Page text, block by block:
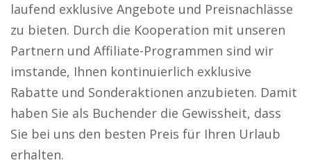
laufend exklusive Angebote und Preisnachlässe
zu bieten. Durch die Kooperation mit unseren
Partnern und Affiliate-Programmen sind wir
imstande, Ihnen kontinuierlich exklusive
Rabatte und Sonderaktionen anzubieten. Damit
haben Sie als Buchender die Gewissheit, dass
Sie bei uns den besten Preis für Ihren Urlaub
erhalten.